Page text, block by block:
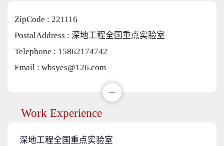
ZipCode : 221116
PostalAddress : 深地工程全国重点实验室
Telephone : 15862174742
Email : wbsyes@126.com
Work Experience
深地工程全国重点实验室